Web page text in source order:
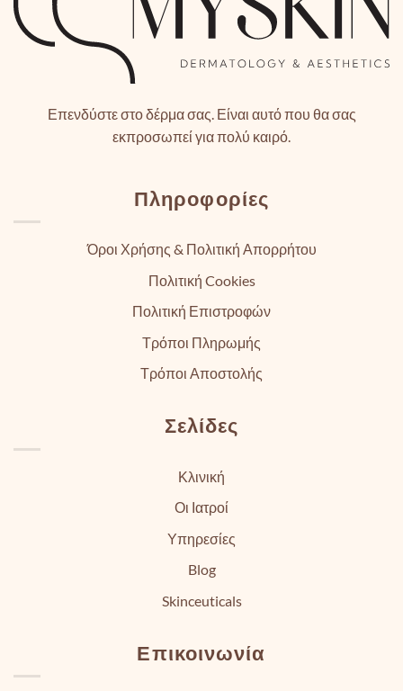
Επενδύστε στο δέρμα σας. Είναι αυτό που θα σας
εκπροσωπεί για πολύ καιρό.
Πληροφορίες
Όροι Χρήσης & Πολιτική Απορρήτου
Πολιτική Cookies
Πολιτική Επιστροφών
Τρόποι Πληρωμής
Τρόποι Αποστολής
Σελίδες
Κλινική
Οι Ιατροί
Υπηρεσίες
Blog
Skinceuticals
Επικοινωνία